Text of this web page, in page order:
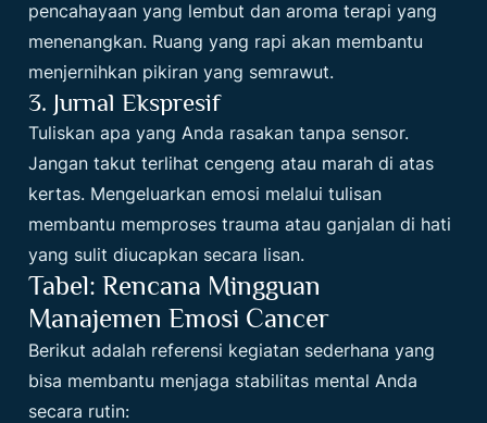
pencahayaan yang lembut dan aroma terapi yang
menenangkan. Ruang yang rapi akan membantu
menjernihkan pikiran yang semrawut.
3. Jurnal Ekspresif
Tuliskan apa yang Anda rasakan tanpa sensor.
Jangan takut terlihat cengeng atau marah di atas
kertas. Mengeluarkan emosi melalui tulisan
membantu memproses trauma atau ganjalan di hati
yang sulit diucapkan secara lisan.
Tabel: Rencana Mingguan
Manajemen Emosi Cancer
Berikut adalah referensi kegiatan sederhana yang
bisa membantu menjaga stabilitas mental Anda
secara rutin: